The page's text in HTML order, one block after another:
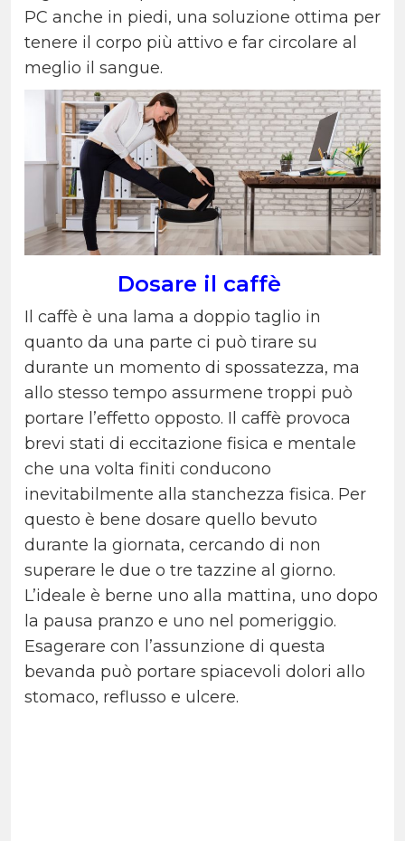
PC anche in piedi, una soluzione ottima per
tenere il corpo più attivo e far circolare al
meglio il sangue.
Dosare il caffè
Il caffè è una lama a doppio taglio in
quanto da una parte ci può tirare su
durante un momento di spossatezza, ma
allo stesso tempo assurmene troppi può
portare l’effetto opposto. Il caffè provoca
brevi stati di eccitazione fisica e mentale
che una volta finiti conducono
inevitabilmente alla stanchezza fisica. Per
questo è bene dosare quello bevuto
durante la giornata, cercando di non
superare le due o tre tazzine al giorno.
L’ideale è berne uno alla mattina, uno dopo
la pausa pranzo e uno nel pomeriggio.
Esagerare con l’assunzione di questa
bevanda può portare spiacevoli dolori allo
stomaco, reflusso e ulcere.